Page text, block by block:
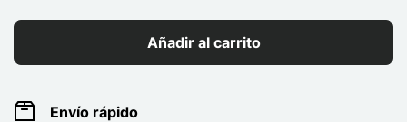
Añadir al carrito
Envío rápido